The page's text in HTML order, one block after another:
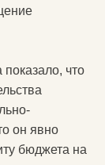
что
он явно
бюджета на